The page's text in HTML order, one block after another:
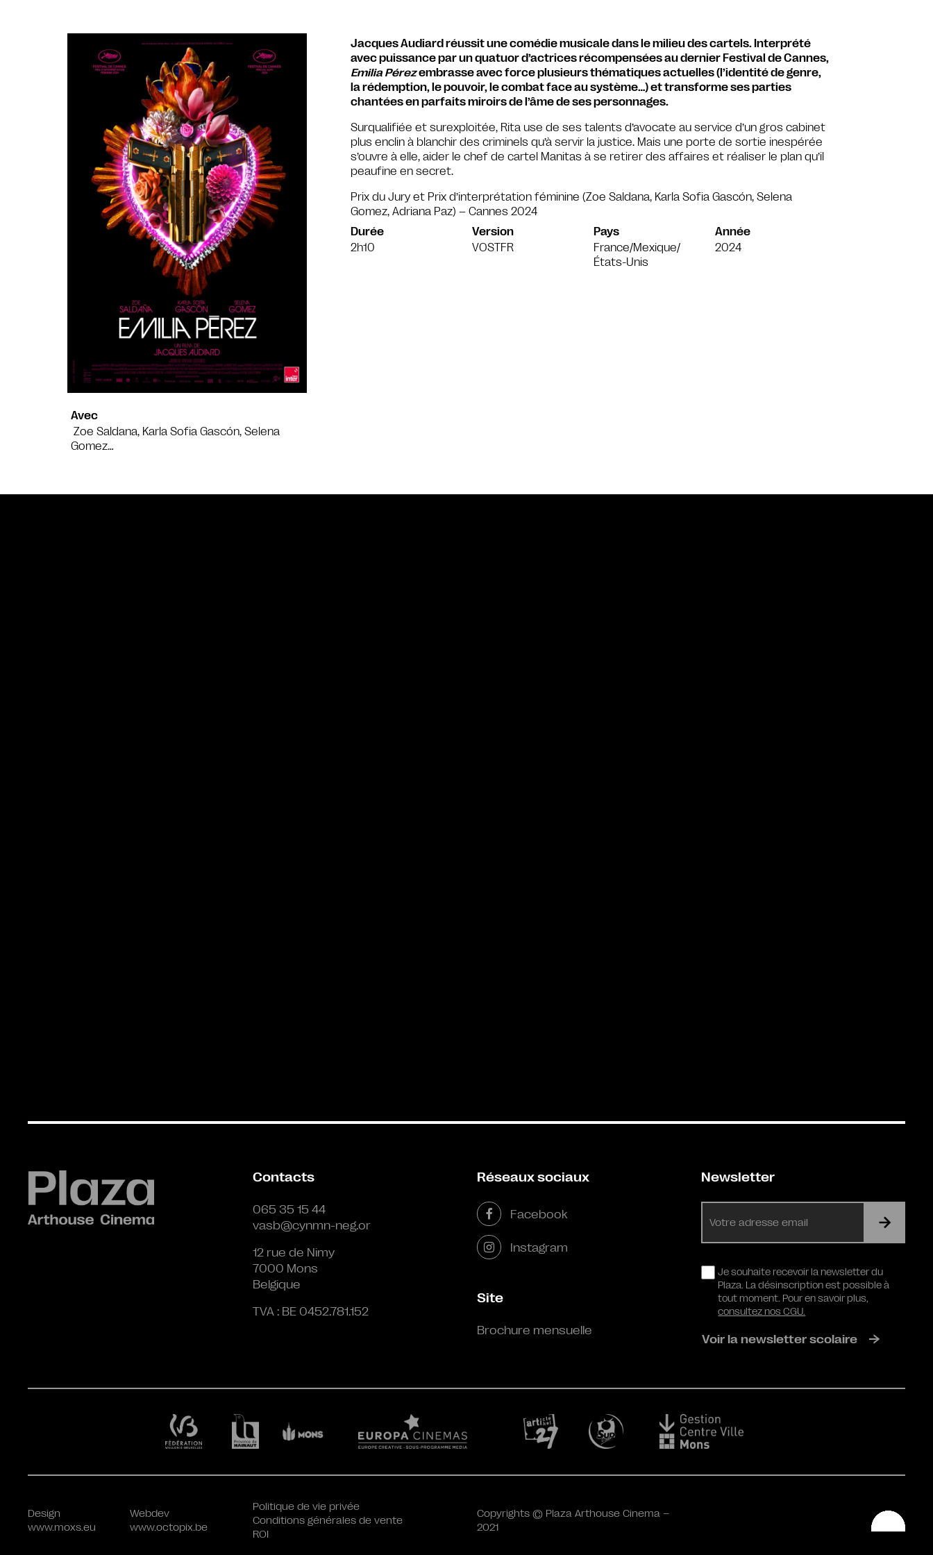
Avec
Zoe Saldana, Karla Sofia Gascón, Selena
Gomez…
Jacques Audiard réussit une comédie musicale dans le milieu des cartels. Interprété
avec puissance par un quatuor d’actrices récompensées au dernier Festival de Cannes,
Emilia Pérezembrasse avec force plusieurs thématiques actuelles (l’identité de genre,
la rédemption, le pouvoir, le combat face au système…) et transforme ses parties
chantées en parfaits miroirs de l’âme de ses personnages.
Surqualifiée et surexploitée, Rita use de ses talents d’avocate au service d’un gros cabinet
plus enclin à blanchir des criminels qu’à servir la justice. Mais une porte de sortie inespérée
s’ouvre à elle, aider le chef de cartel Manitas à se retirer des affaires et réaliser le plan qu’il
peaufine en secret.
Prix du Jury et Prix d’interprétation féminine (Zoe Saldana, Karla Sofia Gascón, Selena
Gomez, Adriana Paz) – Cannes 2024
Durée
2h10
Version
VOSTFR
Pays
France/Mexique/
États-Unis
Année
2024
Contacts
065 35 15 44
vasb@cynmn-neg.or
12 rue de Nimy
7000 Mons
Belgique
TVA : BE 0452.781.152
Réseaux sociaux
Facebook
Instagram
Site
Brochure mensuelle
Newsletter
mail
RGPDJe souhaite recevoir la newsletter du
Plaza. La désinscription est possible à
tout moment. Pour en savoir plus,
consultez nos CGU.
Voir la newsletter scolaire
Design
www.moxs.eu
Webdev
www.octopix.be
Politique de vie privée
Conditions générales de vente
ROI
Copyrights © Plaza Arthouse Cinema –
2021